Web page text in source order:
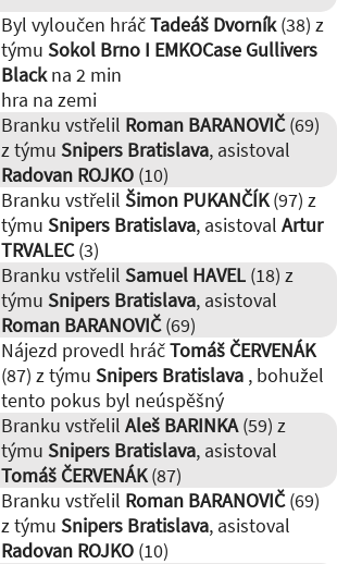
Byl vyloučen hráčTadeáš Dvorník(38) z
týmu Sokol Brno I EMKOCase Gullivers
Blackna 2 min
hra na zemi
Branku vstřelil Roman BARANOVIČ(69)
z týmu Snipers Bratislava, asistoval
Radovan ROJKO(10)
Branku vstřelil Šimon PUKANČÍK(97) z
týmu Snipers Bratislava, asistoval Artur
TRVALEC(3)
Branku vstřelil Samuel HAVEL(18) z
týmu Snipers Bratislava, asistoval
Roman BARANOVIČ(69)
Nájezd provedl hráčTomáš ČERVENÁK
(87) z týmu Snipers Bratislava, bohužel
tento pokus byl neúspěšný
Branku vstřelil Aleš BARINKA(59) z
týmu Snipers Bratislava, asistoval
Tomáš ČERVENÁK(87)
Branku vstřelil Roman BARANOVIČ(69)
z týmu Snipers Bratislava, asistoval
Radovan ROJKO(10)